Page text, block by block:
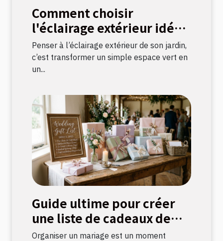
Comment choisir
l'éclairage extérieur idéal
pour votre jardin ?
Penser à l’éclairage extérieur de son jardin,
c’est transformer un simple espace vert en
un...
Guide ultime pour créer
une liste de cadeaux de
mariage parfaite
Organiser un mariage est un moment